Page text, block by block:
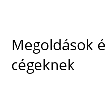
Megoldások
cégeknek